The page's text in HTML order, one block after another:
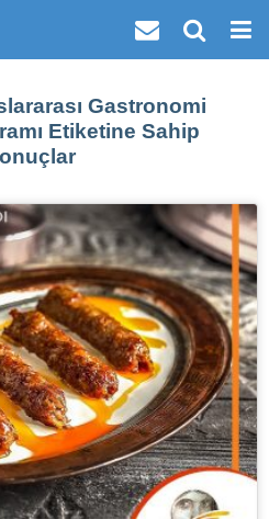
Gastronomi
Etiketine Sahip